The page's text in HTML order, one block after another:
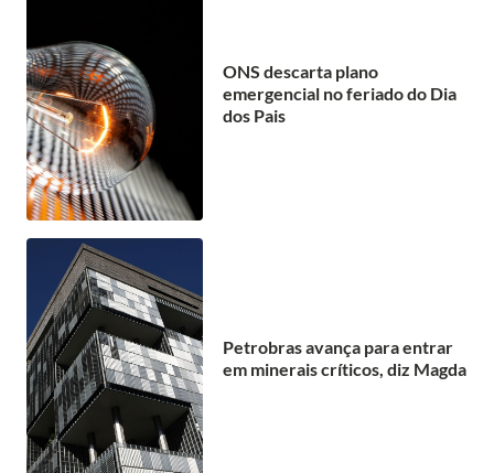
ONS descarta plano
emergencial no feriado do Dia
dos Pais
Petrobras avança para entrar
em minerais críticos, diz Magda